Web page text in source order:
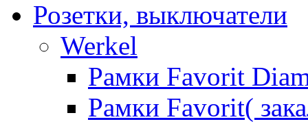
Розетки, выключатели
Werkel
Рамки Favorit
Рамки Favorit(